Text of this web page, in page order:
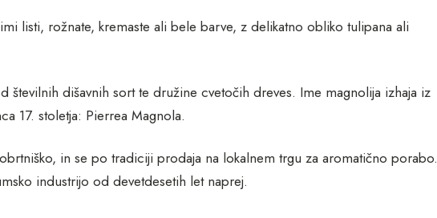
listi, rožnate, kremaste ali bele barve, z delikatno obliko tulipana ali
številnih dišavnih sort te družine cvetočih dreves. Ime magnolija izhaja iz
17. stoletja: Pierrea Magnola.
in se po tradiciji prodaja na lokalnem trgu za aromatično porabo.
industrijo od devetdesetih let naprej.